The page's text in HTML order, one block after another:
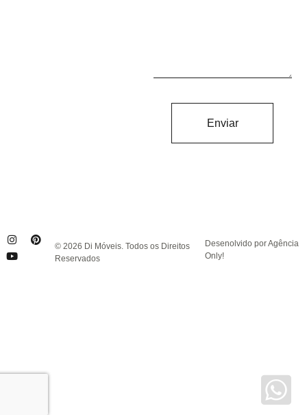
Enviar
© 2026 Di Móveis. Todos os Direitos
Reservados
Desenolvido por Agência
Only!